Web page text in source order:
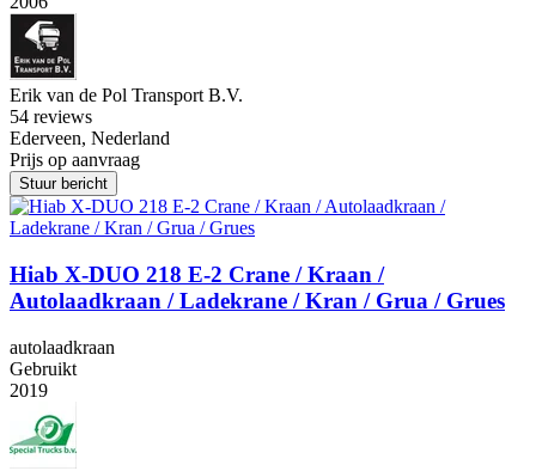
Erik van de Pol Transport B.V.
54 reviews
Ederveen, Nederland
Prijs op aanvraag
Stuur bericht
Hiab X-DUO 218 E-2 Crane / Kraan /
Autolaadkraan / Ladekrane / Kran / Grua / Grues
autolaadkraan
Gebruikt
2019